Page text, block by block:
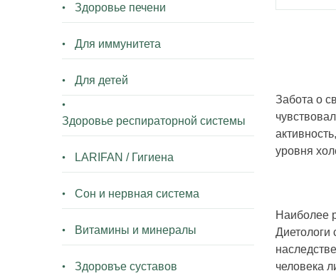
Забота о
уровня
Наиболее
Диетологи
человека
Здоровье печени
Для иммунитета
Для детей
Здоровье респираторной системы
LARIFAN / Гигиена
Сон и нервная система
Витамины и минералы
Здоровъе суставов